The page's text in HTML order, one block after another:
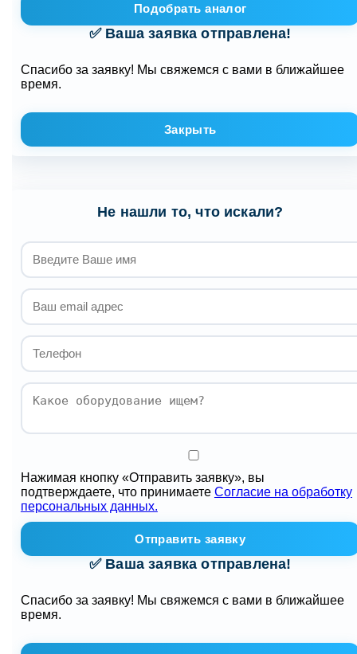
Подобрать аналог
✅ Ваша заявка отправлена!
Спасибо за заявку! Мы свяжемся с вами в ближайшее
время.
Закрыть
Не нашли то, что искали?
Нажимая кнопку «Отправить заявку», вы
подтверждаете, что принимаетеСогласие на обработку
персональных данных.
Отправить заявку
✅ Ваша заявка отправлена!
Спасибо за заявку! Мы свяжемся с вами в ближайшее
время.